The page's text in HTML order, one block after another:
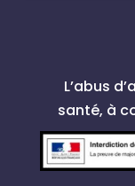
L’abus
santé, à